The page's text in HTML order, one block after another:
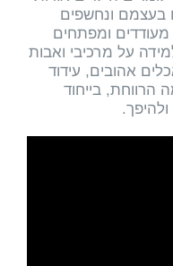
בעצמם ונחשפים
ומפתחים
על מרכיבי ואבות
אהובים, עידוד
הרווחת, בייחוד